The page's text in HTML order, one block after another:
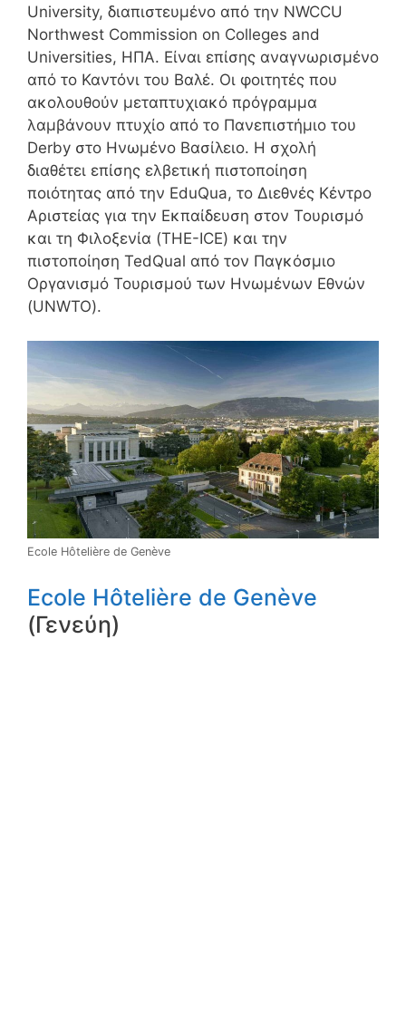
University, διαπιστευμένο από την NWCCU
Northwest Commission on Colleges and
Universities, ΗΠΑ. Είναι επίσης αναγνωρισμένο
από το Καντόνι του Βαλέ. Οι φοιτητές που
ακολουθούν μεταπτυχιακό πρόγραμμα
λαμβάνουν πτυχίο από το Πανεπιστήμιο του
Derby στο Ηνωμένο Βασίλειο. Η σχολή
διαθέτει επίσης ελβετική πιστοποίηση
ποιότητας από την EduQua, το Διεθνές Κέντρο
Αριστείας για την Εκπαίδευση στον Τουρισμό
και τη Φιλοξενία (THE-ICE) και την
πιστοποίηση TedQual από τον Παγκόσμιο
Οργανισμό Τουρισμού των Ηνωμένων Εθνών
(UNWTO).
Ecole Hôtelière de Genève
Ecole Hôtelière de Genève
(Γενεύη)